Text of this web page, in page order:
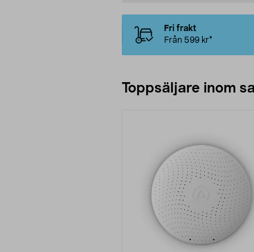
Fri frakt
Från 599 kr*
Toppsäljare inom